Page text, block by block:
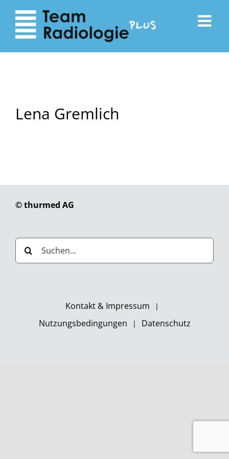
zum
Inhalt
Navigation
Lena Gremlich
© thurmed AG
Suche
nach:
Kontakt & Impressum
Nutzungsbedingungen
Datenschutz